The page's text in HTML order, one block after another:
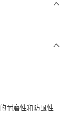
耐磨性和防風性